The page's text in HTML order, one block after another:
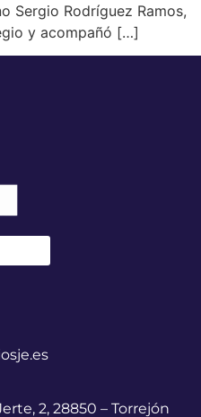
Sergio Rodríguez Ramos,
y acompañó […]
2, 28850 – Torrejón